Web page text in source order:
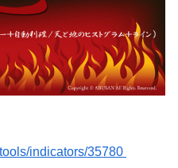
indicators/35780